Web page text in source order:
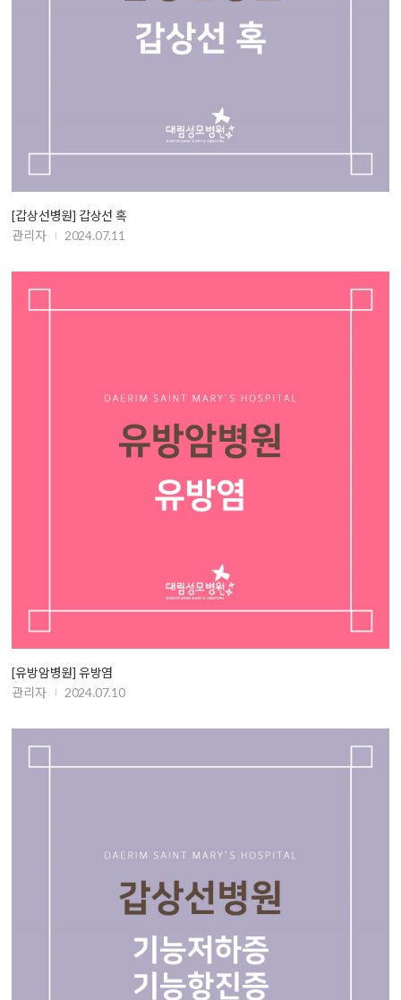
[갑상선병원] 갑상선 혹
관리자
2024.07.11
[유방암병원] 유방염
관리자
2024.07.10